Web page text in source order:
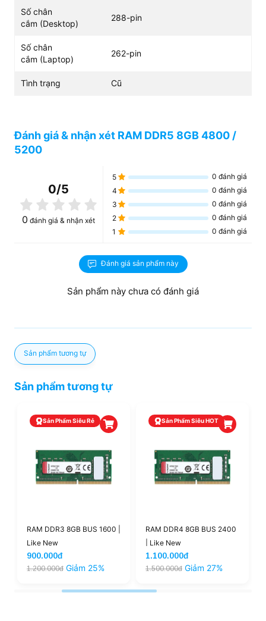
Số chân
cắm (Desktop)
288-pin
Số chân
cắm (Laptop)
262-pin
Tình trạng Cũ
Đánh giá & nhận xét RAM DDR5 8GB 4800 /
5200
0/5
0 đánh giá & nhận xét
5 0 đánh giá
4
0 đánh giá
3
0 đánh giá
2
0 đánh giá
1
0 đánh giá
Đánh giá sản phẩm này
Sản phẩm này chưa có đánh giá
Sản phẩm tương tự
Sản phẩm tương tự
Sản Phẩm Siêu Rẻ
RAM DDR3 8GB BUS 1600 |
Like New
900.000đ
1.200.000đ Giảm 25%
Sản Phẩm Siêu HOT
RAM DDR4 8GB BUS 2400
| Like New
1.100.000đ
1.500.000đ Giảm 27%